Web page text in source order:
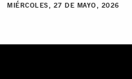
MIÉRCOLES, 27 DE MAYO, 2026